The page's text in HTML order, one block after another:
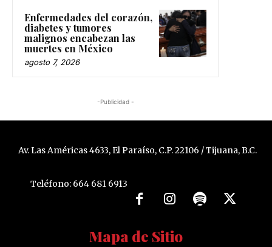
Enfermedades del corazón,
diabetes y tumores
malignos encabezan las
muertes en México
agosto 7, 2026
-Publicidad -
Av. Las Américas 4633, El Paraíso, C.P. 22106 / Tijuana, B.C.
Teléfono: 664 681 6913
Mapa de Sitio